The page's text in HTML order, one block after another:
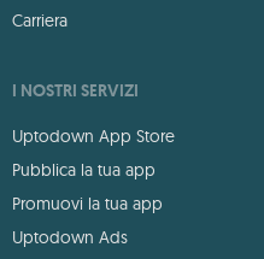
Carriera
I NOSTRI SERVIZI
Uptodown App Store
Pubblica la tua app
Promuovi la tua app
Uptodown Ads